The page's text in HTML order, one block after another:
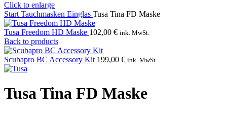
Click to enlarge
Start Tauchmasken Einglas Tusa Tina FD Maske
Tusa Freedom HD Maske 102,00 € ink. MwSt.
Back to products
Scubapro BC Accessory Kit 199,00 € ink. MwSt.
Tusa Tina FD Maske